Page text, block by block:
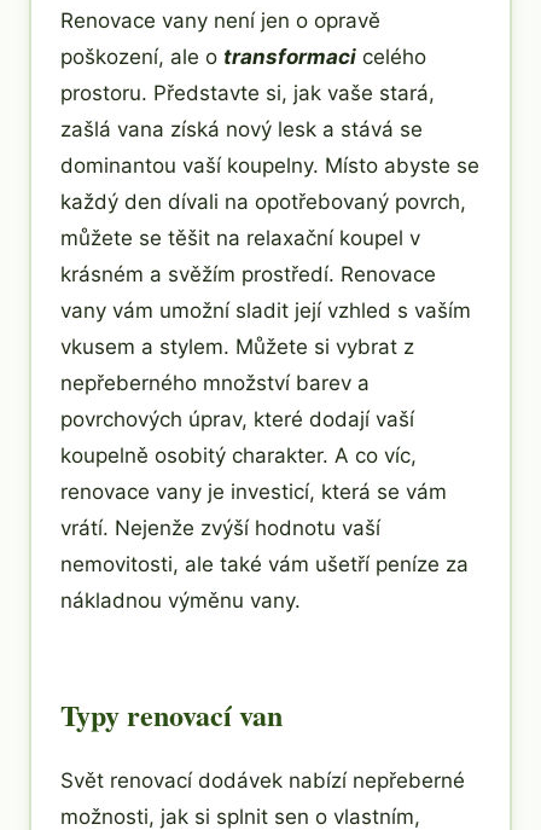
Renovace vany není jen o opravě
poškození, ale o transformaci celého
prostoru. Představte si, jak vaše stará,
zašlá vana získá nový lesk a stává se
dominantou vaší koupelny. Místo abyste se
každý den dívali na opotřebovaný povrch,
můžete se těšit na relaxační koupel v
krásném a svěžím prostředí. Renovace
vany vám umožní sladit její vzhled s vaším
vkusem a stylem. Můžete si vybrat z
nepřeberného množství barev a
povrchových úprav, které dodají vaší
koupelně osobitý charakter. A co víc,
renovace vany je investicí, která se vám
vrátí. Nejenže zvýší hodnotu vaší
nemovitosti, ale také vám ušetří peníze za
nákladnou výměnu vany.
Typy renovací van
Svět renovací dodávek nabízí nepřeberné
možnosti, jak si splnit sen o vlastním,